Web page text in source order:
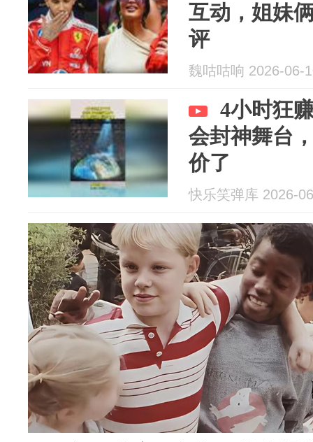
互动，姐妹
评
魏咕咕响 2026-06-
4小时狂
会封神舞台
价了
快乐笑弹库 2026-